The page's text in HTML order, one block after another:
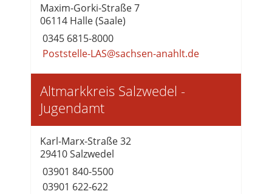
Maxim-Gorki-Straße 7
06114 Halle (Saale)
0345 6815-8000
Poststelle-LAS@sachsen-anahlt.de
Altmarkkreis Salzwedel -
Jugendamt
Karl-Marx-Straße 32
29410 Salzwedel
03901 840-5500
03901 622-622